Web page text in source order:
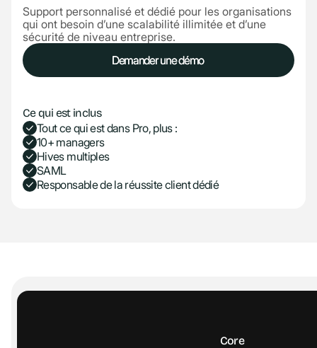
Support personnalisé et dédié pour les organisations
qui ont besoin d’une scalabilité illimitée et d’une
sécurité de niveau entreprise.
Demander une démo
Demander une démo
Ce qui est inclus
Tout ce qui est dans Pro, plus :
10+ managers
Hives multiples
SAML
Responsable de la réussite client dédié
Core